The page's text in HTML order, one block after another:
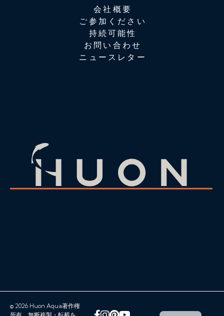
会社概要
ご参加ください
持続可能性
お問い合わせ
ニュースレター
© 2026 Huon Aqua著作権